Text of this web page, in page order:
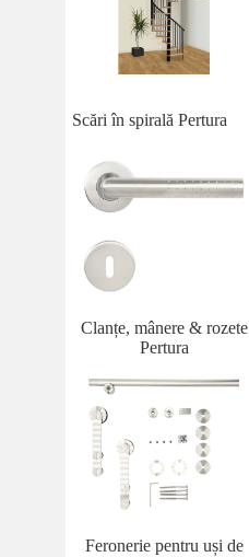
Scări în spirală Pertura
Clanțe, mânere & rozete
Pertura
Feronerie pentru uși de